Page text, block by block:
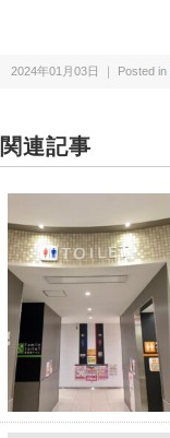
2024年01月03日 ｜ Posted in
関連記事